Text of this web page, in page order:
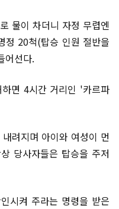
물이 차더니 자정 무렵엔
정 20척(탑승 인원 절반을
어선다.
면 4시간 거리인 '카르파
려지며 아이와 여성이 먼
당사자들은 탑승을 주저
시켜 주라는 명령을 받은